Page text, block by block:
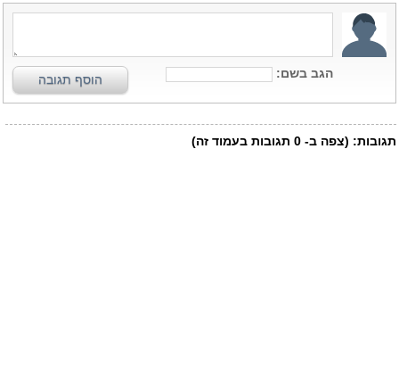
הגב בשם: הוסף תגובה
תגובות: (צפה ב- 0 תגובות בעמוד זה)